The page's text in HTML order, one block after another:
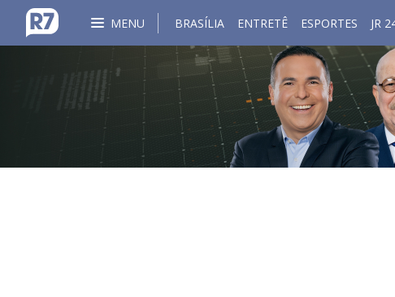
MENU BRASÍLIA ENTRETÊ ESPORTES JR